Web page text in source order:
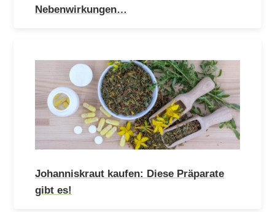
Nebenwirkungen…
Johanniskraut kaufen: Diese Präparate
gibt es!